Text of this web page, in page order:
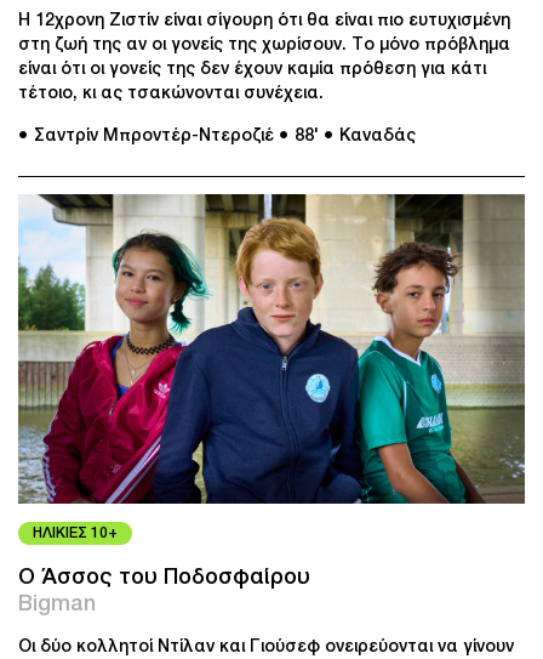
H 12χρονη Ζιστίν είναι σίγουρη ότι θα είναι πιο ευτυχισμένη
στη ζωή της αν οι γονείς της χωρίσουν. Το μόνο πρόβλημα
είναι ότι οι γονείς της δεν έχουν καμία πρόθεση για κάτι
τέτοιο, κι ας τσακώνονται συνέχεια.
● Σαντρίν Μπροντέρ-Ντεροζιέ ● 88' ● Καναδάς
ΗΛΙΚΙΕΣ 10+
Ο Άσσος του Ποδοσφαίρου
Bigman
Οι δύο κολλητοί Ντίλαν και Γιούσεφ ονειρεύονται να γίνουν